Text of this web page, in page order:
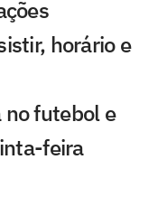
horário e
no futebol e
feira